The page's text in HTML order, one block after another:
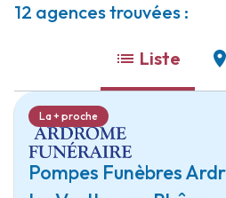
12 agences trouvées :
Liste
Pompes Funèbres
La + proche